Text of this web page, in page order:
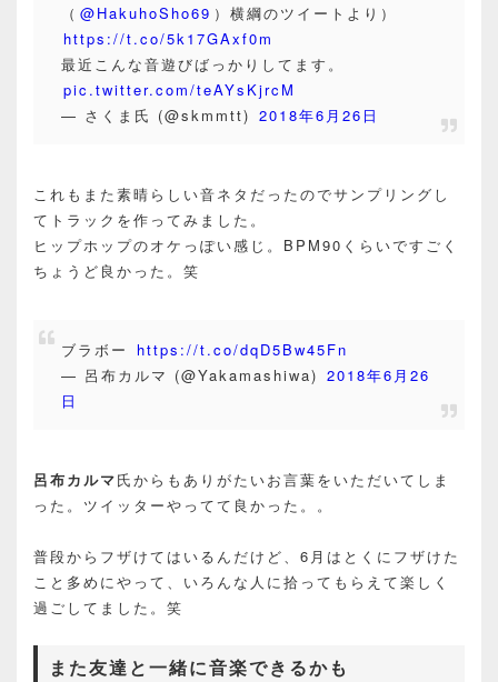
（ @HakuhoSho69 ）横綱のツイートより）
https://t.co/5k17GAxf0m
最近こんな音遊びばっかりしてます。
pic.twitter.com/teAYsKjrcM
— さくま氏 (@skmmtt) 2018年6月26日
これもまた素晴らしい音ネタだったのでサンプリングし
てトラックを作ってみました。
ヒップホップのオケっぽい感じ。BPM90くらいですごく
ちょうど良かった。笑
ブラボー
https://t.co/dqD5Bw45Fn
— 呂布カルマ (@Yakamashiwa) 2018年6月26
日
呂布カルマ氏からもありがたいお言葉をいただいてしま
った。ツイッターやってて良かった。。
普段からフザけてはいるんだけど、6月はとくにフザけた
こと多めにやって、いろんな人に拾ってもらえて楽しく
過ごしてました。笑
また友達と一緒に音楽できるかも